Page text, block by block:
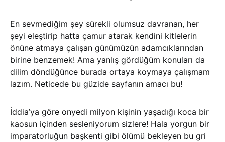
En sevmediğim şey sürekli olumsuz davranan, her
şeyi eleştirip hatta çamur atarak kendini kitlelerin
önüne atmaya çalışan günümüzün adamcıklarından
birine benzemek! Ama yanlış gördüğüm konuları da
dilim döndüğünce burada ortaya koymaya çalışmam
lazım. Neticede bu güzide sayfanın amacı bu!
İddia’ya göre onyedi milyon kişinin yaşadığı koca bir
kaosun içinden sesleniyorum sizlere! Hala yorgun bir
imparatorluğun başkenti gibi ölümü bekleyen bu gri